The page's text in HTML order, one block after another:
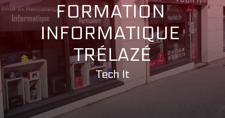
FORMATION
INFORMATIQUE
TRÉLAZÉ
Tech It